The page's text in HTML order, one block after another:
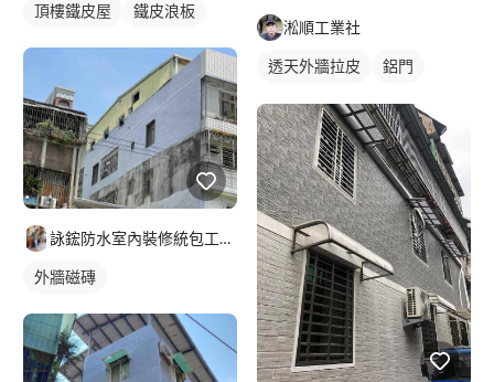
頂樓鐵皮屋 鐵皮浪板
詠鋐防水室內裝修統包工程行
外牆磁磚
淞順工業社
透天外牆拉皮
鋁門